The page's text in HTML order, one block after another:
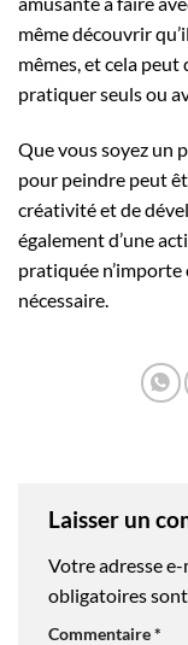
même découvrir
mêmes, et cela
pratiquer seuls ou
Que vous soyez un
pour peindre peut
créativité et de
également d’une
pratiquée
nécessaire.
Laisser un
Votre adresse e-
obligatoires
Commentaire*